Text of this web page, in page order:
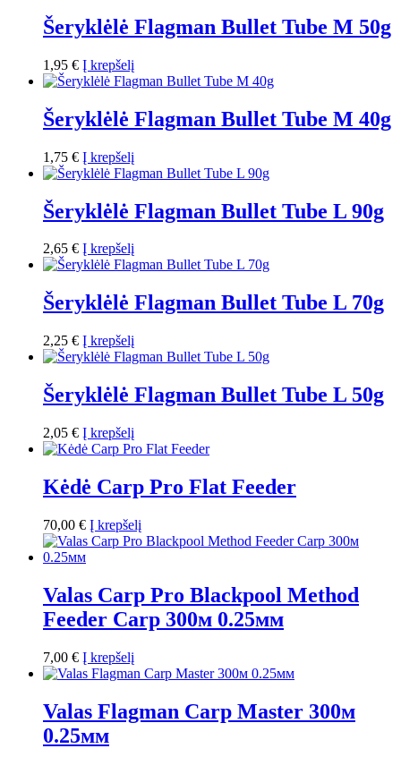
Šeryklėlė Flagman Bullet Tube M 50g
1,95 € Į krepšelį
Šeryklėlė Flagman Bullet Tube M 40g
1,75 € Į krepšelį
Šeryklėlė Flagman Bullet Tube L 90g
2,65 € Į krepšelį
Šeryklėlė Flagman Bullet Tube L 70g
2,25 € Į krepšelį
Šeryklėlė Flagman Bullet Tube L 50g
2,05 € Į krepšelį
Kėdė Carp Pro Flat Feeder
70,00 € Į krepšelį
Valas Carp Pro Blackpool Method
Feeder Carp 300м 0.25мм
7,00 € Į krepšelį
Valas Flagman Carp Master 300м
0.25мм